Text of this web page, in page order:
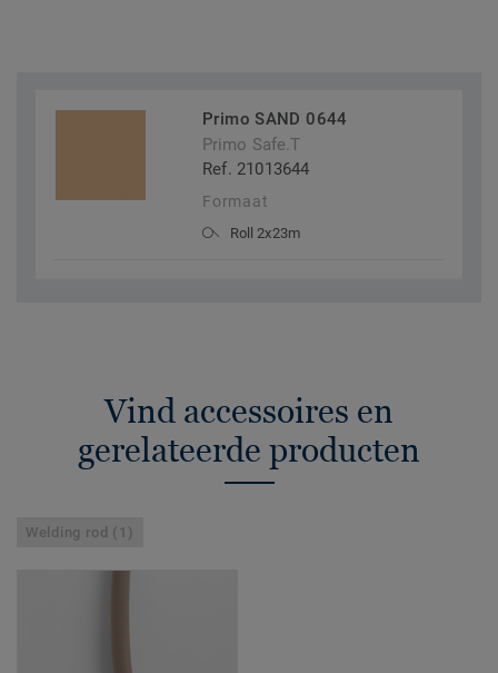
Primo SAND 0644
Primo Safe.T
Ref. 21013644
Formaat
Roll 2x23m
Vind accessoires en
gerelateerde producten
Welding rod (1)